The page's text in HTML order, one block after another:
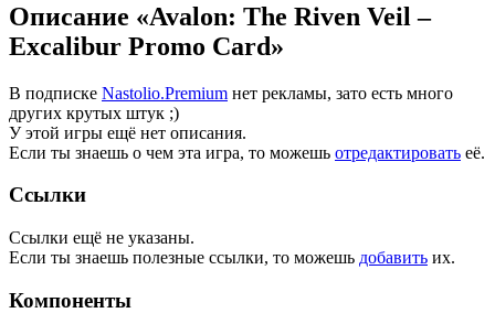
Описание «Avalon: The Riven Veil –
Excalibur Promo Card»
В подписке Nastolio.Premium нет рекламы, зато есть много
других крутых штук ;)
У этой игры ещё нет описания.
Если ты знаешь о чем эта игра, то можешь отредактировать её.
Ссылки
Ссылки ещё не указаны.
Если ты знаешь полезные ссылки, то можешь добавить их.
Компоненты